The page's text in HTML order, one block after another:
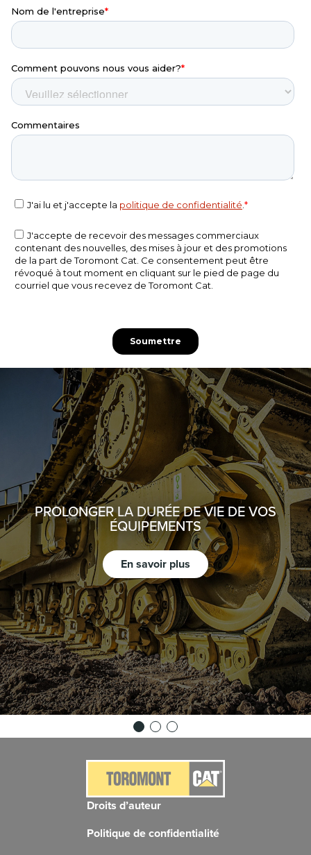
PROLONGER LA DURÉE DE VIE DE VOS
ÉQUIPEMENTS
En savoir plus
Droits d’auteur
Politique de confidentialité